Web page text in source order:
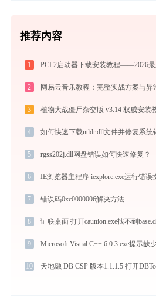
推荐内容
1
2 网易云音乐教程：完整实战方案与异
3
4 如何快速下载ntldr.dll文件并修复系统
5 rgss202j.dll网盘错误如何快速修复？
6
7 错误码0xc0000006解决方法
8 证联桌面 打开caunion.exe找不到
9
10